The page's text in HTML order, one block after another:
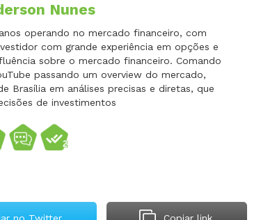
Nunes
operando no mercado financeiro, com
com grande experiência em opções e
sobre o mercado financeiro. Comando
passando um overview do mercado,
Brasília em análises precisas e diretas, que
de investimentos